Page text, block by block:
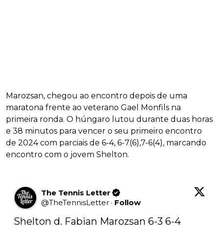
Marozsan, chegou ao encontro depois de uma
maratona frente ao veterano Gael Monfils na
primeira ronda. O húngaro lutou durante duas horas
e 38 minutos para vencer o seu primeiro encontro
de 2024 com parciais de 6-4, 6-7(6),7-6(4), marcando
encontro com o jovem Shelton.
The Tennis Letter
@TheTennisLetter · Follow
Shelton d. Fabian Marozsan 6-3 6-4